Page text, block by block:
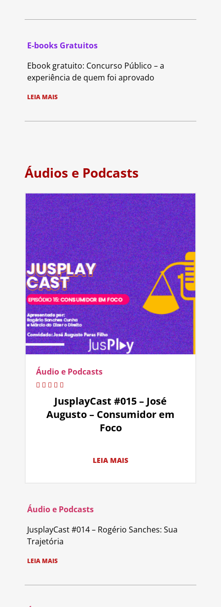
E-books Gratuitos
Ebook gratuito: Concurso Público – a
experiência de quem foi aprovado
LEIA MAIS
Áudios e Podcasts
Áudio e Podcasts
JusplayCast #015 – José
Augusto – Consumidor em
Foco
LEIA MAIS
Áudio e Podcasts
JusplayCast #014 – Rogério Sanches: Sua
Trajetória
LEIA MAIS